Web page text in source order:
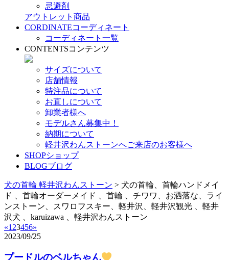
忌避剤
アウトレット商品
CORDINATEコーディネート
コーディネート一覧
CONTENTSコンテンツ
サイズについて
店舗情報
特注品について
お直しについて
卸業者様へ
モデルさん募集中！
納期について
軽井沢わんストーンへご来店のお客様へ
SHOPショップ
BLOGブログ
犬の首輪 軽井沢わんストーン > 犬の首輪、首輪ハンドメイ
ド 、首輪オーダーメイド 、首輪 、チワワ、お洒落な、ライ
ンストーン、スワロフスキー、軽井沢、軽井沢観光 、軽井
沢犬 、karuizawa 、軽井沢わんストーン
«1 23456»
2023/09/25
プードルのベルちゃん